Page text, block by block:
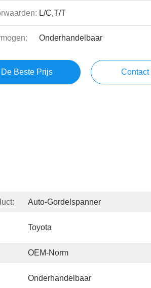
L/C,T/T
Onderhandelbaar
Beste Prijs Contact
Auto-Gordelspanner
Toyota
OEM-Norm
Onderhandelbaar